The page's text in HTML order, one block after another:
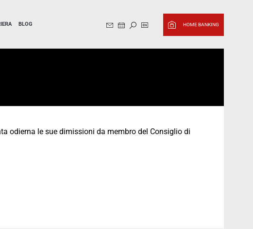
BLOG Website in English, switch to
HOME BANKING
odierna le sue dimissioni da membro del Consiglio di